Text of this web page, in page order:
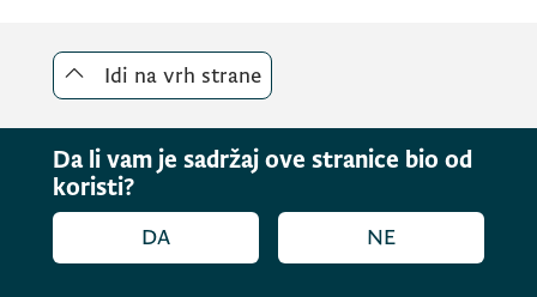
Idi na vrh strane
Da li vam je sadržaj ove stranice bio od
koristi?
DA NE